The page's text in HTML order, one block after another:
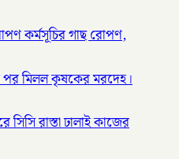
কর্মসূচির গাছ রোপণ,
পর মিলল কৃষকের মরদেহ।
সিসি রাস্তা ঢালাই কাজের